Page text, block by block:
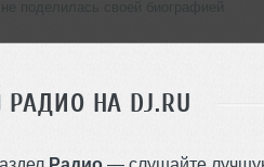
РАДИО НА DJ.RU
Радио — слушайте